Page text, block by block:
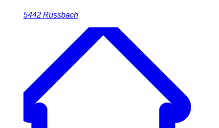
5442 Russbach